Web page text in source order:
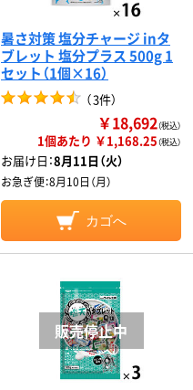
暑さ対策 塩分チャージ inタ
ブレット 塩分プラス 500g 1
セット（1個×16）
（3件）
￥18,692（税込）
1個あたり ￥1,168.25（税込）
お届け日：8月11日（火）
お急ぎ便：8月10日（月）
カゴへ